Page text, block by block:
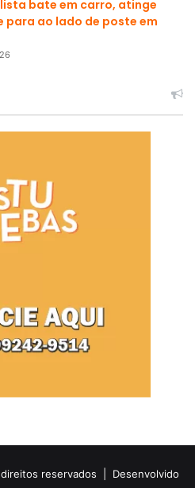
bate em carro, atinge
para ao lado de poste em
reservados | Desenvolvido